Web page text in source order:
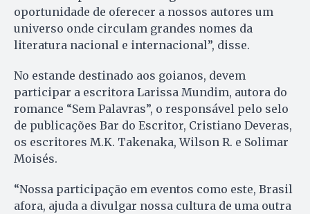
oportunidade de oferecer a nossos autores um
universo onde circulam grandes nomes da
literatura nacional e internacional”, disse.
No estande destinado aos goianos, devem
participar a escritora Larissa Mundim, autora do
romance “Sem Palavras”, o responsável pelo selo
de publicações Bar do Escritor, Cristiano Deveras,
os escritores M.K. Takenaka, Wilson R. e Solimar
Moisés.
“Nossa participação em eventos como este, Brasil
afora, ajuda a divulgar nossa cultura de uma outra